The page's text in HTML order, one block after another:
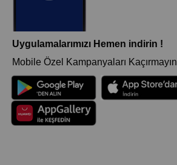
Uygulamalarımızı Hemen indirin !
Mobile Özel Kampanyaları Kaçırmayın